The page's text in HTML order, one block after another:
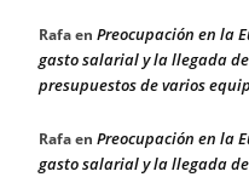
Rafaen Preocupación en la
gasto salarial y la llegada
presupuestos de varios
Rafaen Preocupación en la
gasto salarial y la llegada